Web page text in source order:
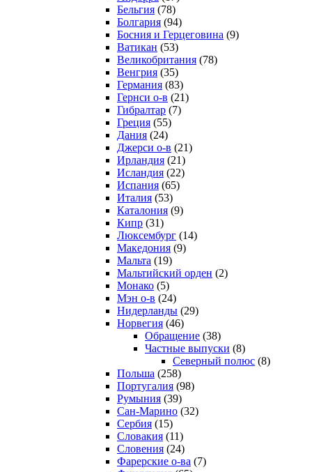
Бельгия (78)
Болгария (94)
Босния и Герцеговина (9)
Ватикан (53)
Великобритания (78)
Венгрия (35)
Германия (83)
Гернси о-в (21)
Гибралтар (7)
Греция (55)
Дания (24)
Джерси о-в (21)
Ирландия (21)
Исландия (22)
Испания (65)
Италия (53)
Каталония (9)
Кипр (31)
Люксембург (14)
Македония (9)
Мальта (19)
Мальтийский орден (2)
Монако (5)
Мэн о-в (24)
Нидерланды (29)
Норвегия (46)
Обращение (38)
Частные выпуски (8)
Северный полюс (8)
Польша (258)
Португалия (98)
Румыния (39)
Сан-Марино (32)
Сербия (15)
Словакия (11)
Словения (24)
Фарерские о-ва (7)